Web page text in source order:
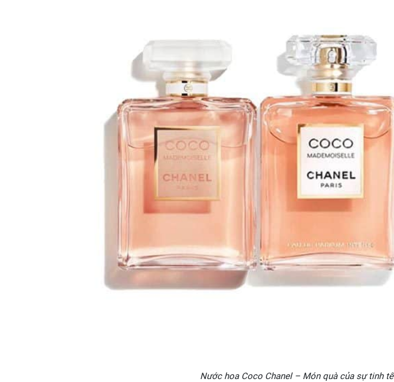
Nước hoa Coco Chanel – Món quà của sự tinh tế